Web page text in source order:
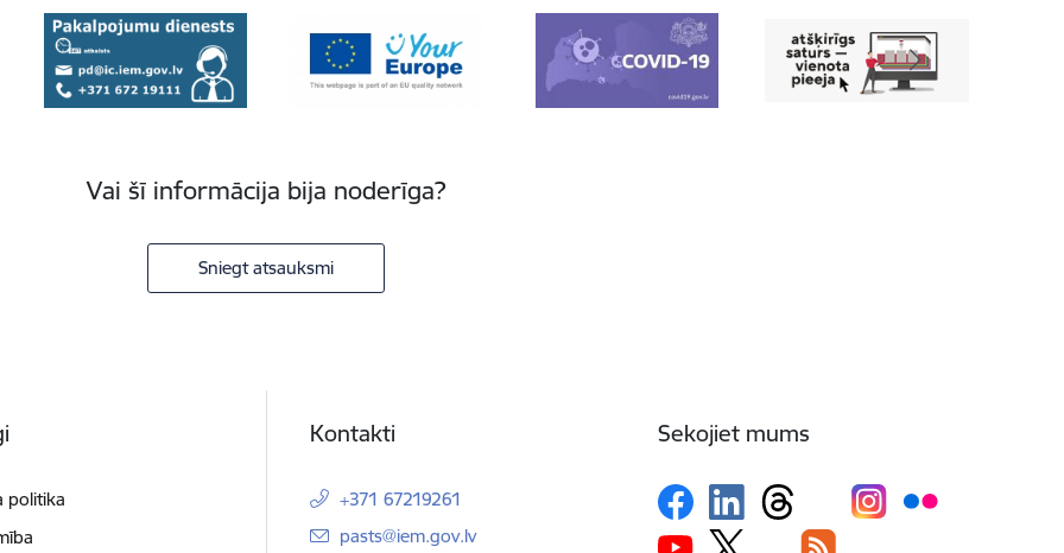
Vai šī informācija bija noderīga?
Sniegt atsauksmi
politika
Kontakti
+371 67219261
E-pasts:
pasts@iem.gov.lv
Sekojiet mums